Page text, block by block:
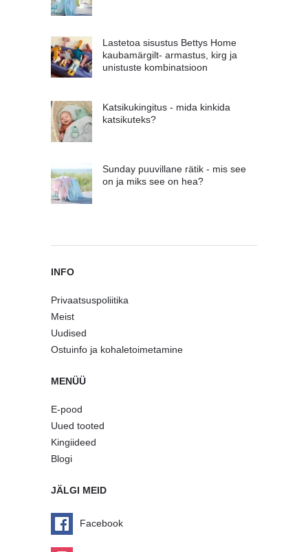
Lastetoa sisustus Bettys Home
kaubamärgilt- armastus, kirg ja
unistuste kombinatsioon
Katsikukingitus - mida kinkida
katsikuteks?
Sunday puuvillane rätik - mis see
on ja miks see on hea?
INFO
Privaatsuspoliitika
Meist
Uudised
Ostuinfo ja kohaletoimetamine
MENÜÜ
E-pood
Uued tooted
Kingiideed
Blogi
JÄLGI MEID
Facebook